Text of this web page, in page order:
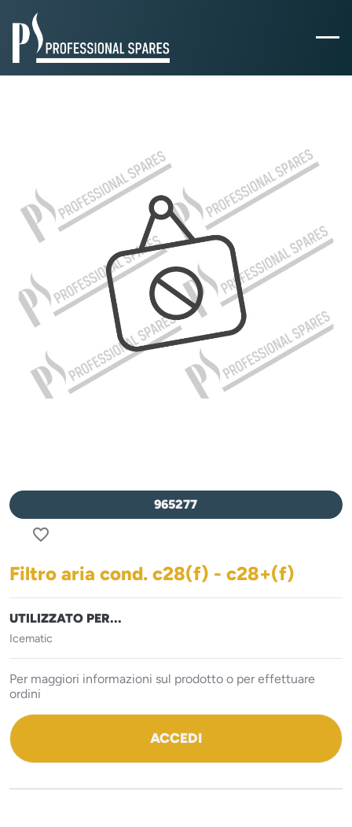
965277
favorite_border
Filtro aria cond. c28(f) - c28+(f)
UTILIZZATO PER...
Icematic
Per maggiori informazioni sul prodotto o per effettuare
ordini
ACCEDI